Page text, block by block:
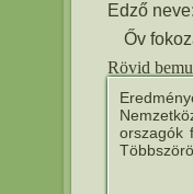
Edző neve:
Őv
Rövid
orszagók